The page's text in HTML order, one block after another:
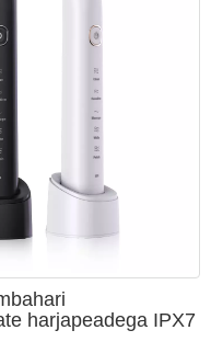
harjapeadega IPX7